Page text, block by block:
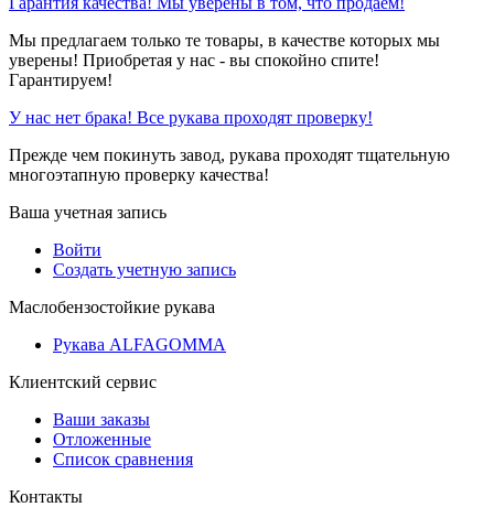
Мы предлагаем только те товары, в качестве которых мы
уверены! Приобретая у нас - вы спокойно спите!
Гарантируем!
У нас нет брака! Все рукава проходят проверку!
Прежде чем покинуть завод, рукава проходят тщательную
многоэтапную проверку качества!
Ваша учетная запись
Войти
Создать учетную запись
Маслобензостойкие рукава
Рукава ALFAGOMMA
Клиентский сервис
Ваши заказы
Отложенные
Список сравнения
Контакты